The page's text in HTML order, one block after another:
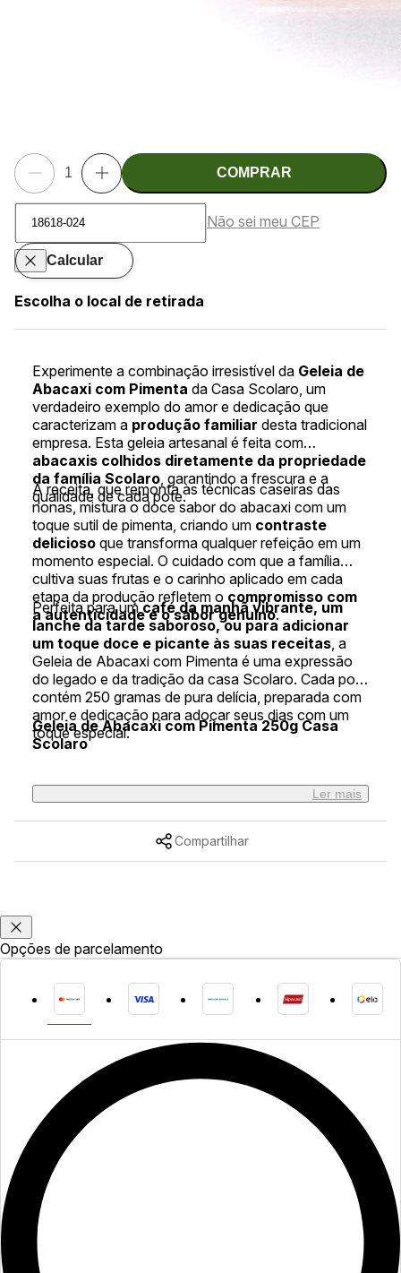
COMPRAR
Calcular
Não sei meu CEP
Escolha o local de retirada
Experimente a combinação irresistível da Geleia de
Abacaxi com Pimenta da Casa Scolaro, um
verdadeiro exemplo do amor e dedicação que
caracterizam a produção familiar desta tradicional
empresa. Esta geleia artesanal é feita com
abacaxis colhidos diretamente da propriedade
da família Scolaro, garantindo a frescura e a
qualidade de cada pote.
A receita, que remonta às técnicas caseiras das
nonas, mistura o doce sabor do abacaxi com um
toque sutil de pimenta, criando um contraste
delicioso que transforma qualquer refeição em um
momento especial. O cuidado com que a família
cultiva suas frutas e o carinho aplicado em cada
etapa da produção refletem o compromisso com
a autenticidade e o sabor genuíno.
Perfeita para umcafé da manhã vibrante, um
lanche da tarde saboroso, ou para adicionar
um toque doce e picante às suas receitas, a
Geleia de Abacaxi com Pimenta é uma expressão
do legado e da tradição da casa Scolaro. Cada pote
contém 250 gramas de pura delícia, preparada com
amor e dedicação para adoçar seus dias com um
toque especial.
Geleia de Abacaxi com Pimenta 250g Casa
Scolaro
Ler mais
Compartilhar
Opções de parcelamento